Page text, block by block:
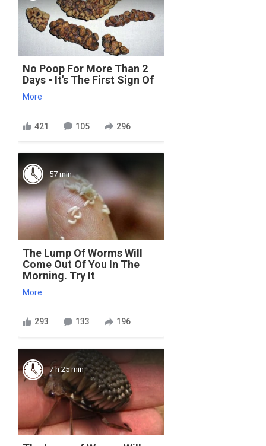
No Poop For More Than 2
Days - It's The First Sign Of
More
421 105 296
57 min
The Lump Of Worms Will
Come Out Of You In The
Morning. Try It
More
293 133 196
7 h 25 min